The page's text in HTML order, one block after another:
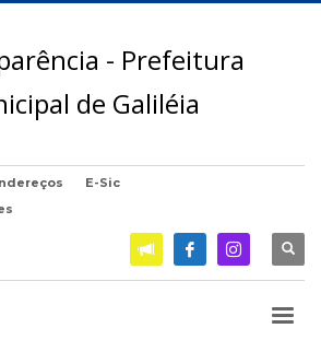
E-Sic